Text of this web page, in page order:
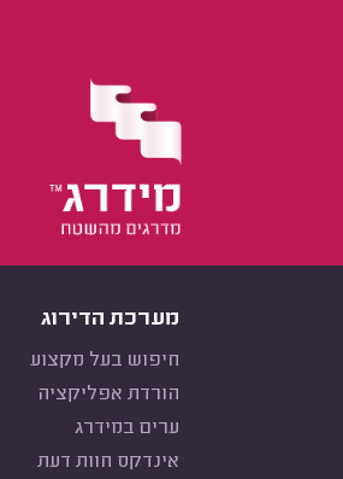
מערכת הדירוג
חיפוש בעל מקצוע
הורדת אפליקציה
ערים במידרג
אינדקס חוות דעת